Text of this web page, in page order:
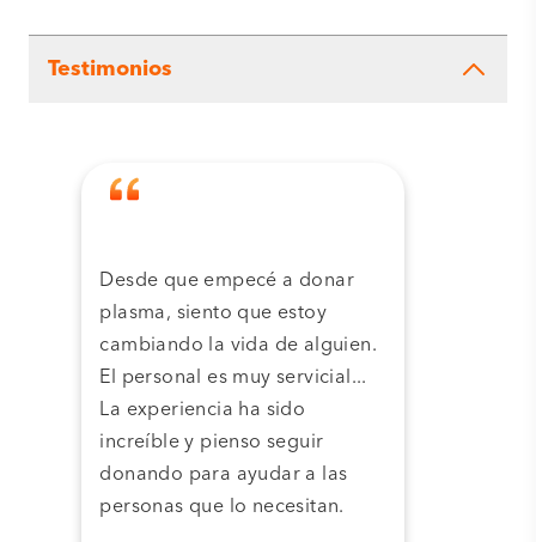
Testimonios
Desde que empecé a donar
plasma, siento que estoy
cambiando la vida de alguien.
El personal es muy servicial...
La experiencia ha sido
increíble y pienso seguir
donando para ayudar a las
personas que lo necesitan.